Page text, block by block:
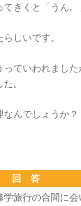
てきくと「うん
しいです。
ていわれまし
。
んでしょうか？
回 答
旅行の合間に